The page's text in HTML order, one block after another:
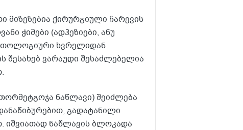
მიზეზებია ქირურგიული ჩარევის
ჭიმები (ადჰეზიები, ანუ
ხვრელიდან
შესახებ ვარაუდი შესაძლებელია
ნაწლავი) შეიძლება
გადატანილი
იშვიათად ნაწლავის ბლოკადა